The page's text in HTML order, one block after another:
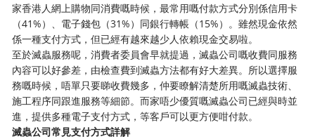
家香港人網上購物同消費嘅時候，最常用嘅付款方式分別係信用卡
（41%）、電子錢包（31%）同銀行轉帳（15%）。雖然現金依然
係一種支付方式，但已經有越來越少人依賴現金交易啦。
至於滅蟲服務呢，消費者委員會早就提過，滅蟲公司嘅收費同服務
內容可以好參差，由檢查費到滅蟲方法都有好大差異。所以選擇服
務嘅時候，唔單只要睇收費幾多，仲要瞭解清楚所用嘅滅蟲技術、
施工程序同跟進服務等細節。而家唔少優質嘅滅蟲公司已經與時並
進，提供多種電子支付方式，等客戶可以更方便咁付款。
滅蟲公司常見支付方式詳解